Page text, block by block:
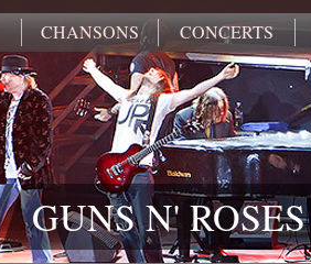
CHANSONS CONCERTS
GUNS N' ROSES